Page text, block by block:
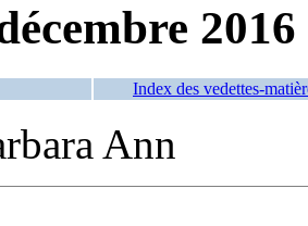
2016
Index des vedettes-
Ann